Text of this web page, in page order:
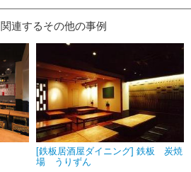
連するその他の事例
[鉄板居酒屋ダイニング] 鉄板 炭焼
場 うりずん